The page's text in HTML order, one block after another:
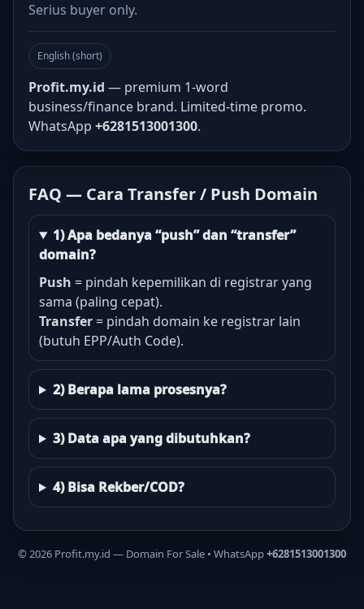
Serius buyer only.
English (short)
Profit.my.id — premium 1-word
business/finance brand. Limited-time promo.
WhatsApp +6281513001300.
FAQ — Cara Transfer / Push Domain
1) Apa bedanya “push” dan “transfer”
domain?
Push = pindah kepemilikan di registrar yang
sama (paling cepat).
Transfer = pindah domain ke registrar lain
(butuh EPP/Auth Code).
2) Berapa lama prosesnya?
3) Data apa yang dibutuhkan?
4) Bisa Rekber/COD?
© 2026 Profit.my.id — Domain For Sale • WhatsApp+6281513001300